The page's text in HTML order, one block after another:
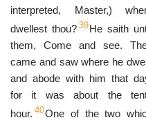
interpreted, Master,)
dwellest thou? 39He saith
them, Come and see.
came and saw where he
and abode with him that
for it was about the
hour. 40One of the two